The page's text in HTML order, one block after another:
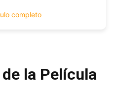
completo
la Película